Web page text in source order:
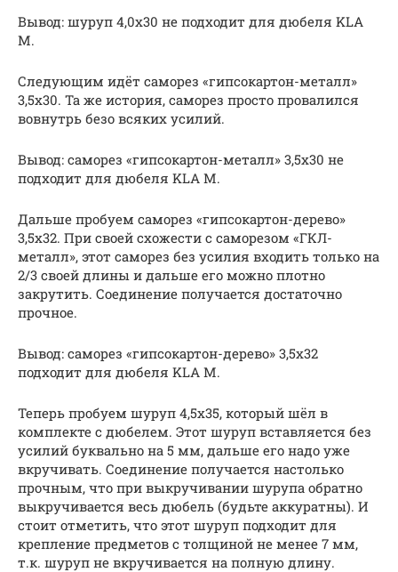
Вывод: шуруп 4,0х30 не подходит для дюбеля KLA
M.
Следующим идёт саморез «гипсокартон-металл»
3,5х30. Та же история, саморез просто провалился
вовнутрь безо всяких усилий.
Вывод: саморез «гипсокартон-металл» 3,5х30 не
подходит для дюбеля KLA M.
Дальше пробуем саморез «гипсокартон-дерево»
3,5х32. При своей схожести с саморезом «ГКЛ-
металл», этот саморез без усилия входить только на
2/3 своей длины и дальше его можно плотно
закрутить. Соединение получается достаточно
прочное.
Вывод: саморез «гипсокартон-дерево» 3,5х32
подходит для дюбеля KLA M.
Теперь пробуем шуруп 4,5х35, который шёл в
комплекте с дюбелем. Этот шуруп вставляется без
усилий буквально на 5 мм, дальше его надо уже
вкручивать. Соединение получается настолько
прочным, что при выкручивании шурупа обратно
выкручивается весь дюбель (будьте аккуратны). И
стоит отметить, что этот шуруп подходит для
крепление предметов с толщиной не менее 7 мм,
т.к. шуруп не вкручивается на полную длину.